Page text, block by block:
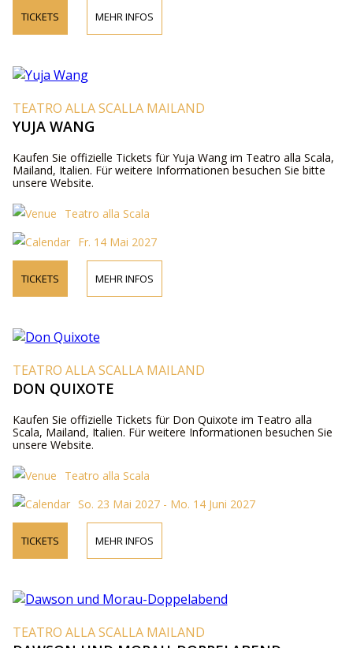
TICKETS MEHR INFOS
TEATRO ALLA SCALLA MAILAND
YUJA WANG
Kaufen Sie offizielle Tickets für Yuja Wang im Teatro alla Scala,
Mailand, Italien. Für weitere Informationen besuchen Sie bitte
unsere Website.
Teatro alla Scala
Fr. 14 Mai 2027
TICKETS MEHR INFOS
TEATRO ALLA SCALLA MAILAND
DON QUIXOTE
Kaufen Sie offizielle Tickets für Don Quixote im Teatro alla
Scala, Mailand, Italien. Für weitere Informationen besuchen Sie
unsere Website.
Teatro alla Scala
So. 23 Mai 2027 - Mo. 14 Juni 2027
TICKETS MEHR INFOS
TEATRO ALLA SCALLA MAILAND